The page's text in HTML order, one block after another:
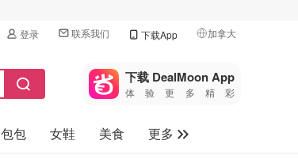
登录 联系我们 下载App 加拿大
🇺🇸
美国
🇨🇳中国
🇨🇦加拿大
下载 DealMoon App
体验更多精彩
包包 女鞋 美食
更多